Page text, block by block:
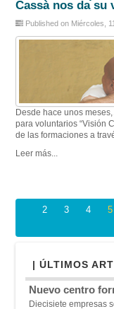
Cassà nos da su
Published on Miércoles,
Desde hace unos
para voluntarios “Visión
de las formaciones a
Leer más...
2 3 4 5
| ÚLTIMOS
Nuevo centro
Diecisiete empresas